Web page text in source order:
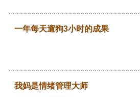
一年每天遛狗3小时的成果
我妈是情绪管理大师